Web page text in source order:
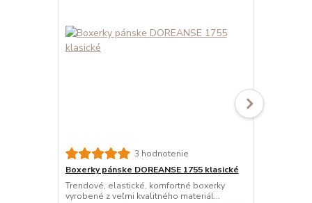
3 hodnotenie
Boxerky pánske DOREANSE 1755 klasické
Trendové, elastické, komfortné boxerky
vyrobené z veľmi kvalitného materiál...